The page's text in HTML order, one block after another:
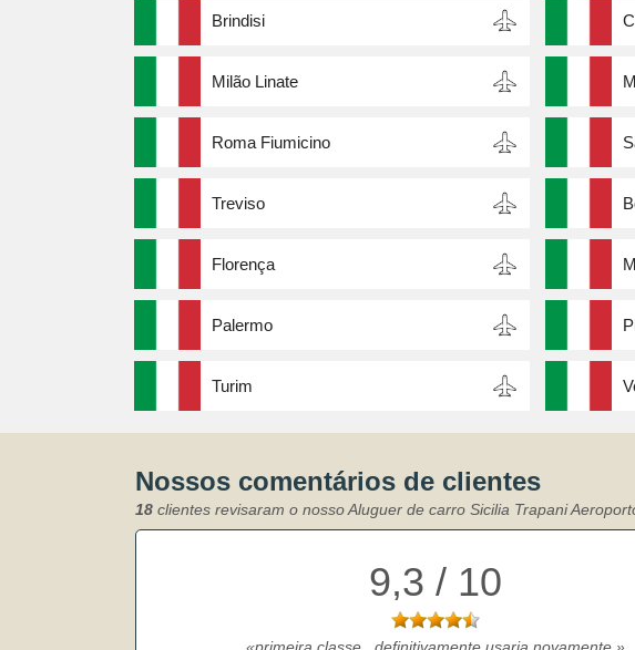
Brindisi
Milão Linate
Roma Fiumicino
Treviso
Florença
Palermo
Turim
Nossos comentários de clientes
18 clientes revisaram o nosso Aluguer de carro Sicilia Trapani
9,3 / 10
primeira classe...definitivamente usaria novamente.